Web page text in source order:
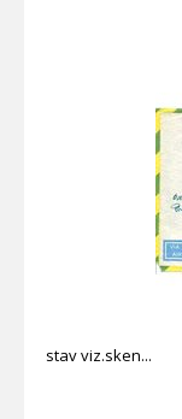
stav viz.sken